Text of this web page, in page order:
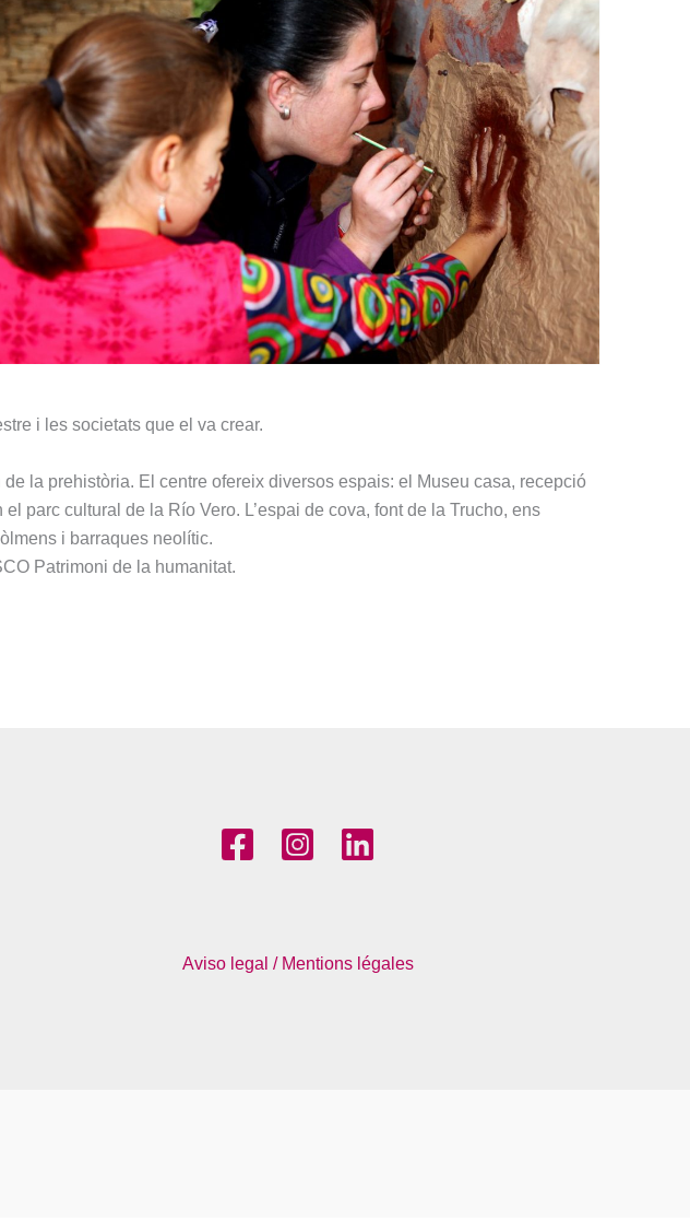
i les societats que el va crear.
la prehistòria. El centre ofereix diversos espais: el Museu casa, recepció
parc cultural de la Río Vero. L’espai de cova, font de la Trucho, ens
i barraques neolític.
Patrimoni de la humanitat.
Aviso legal / Mentions légales